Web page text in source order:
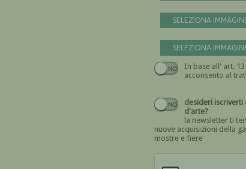
SELEZIONA
SELEZIONA
In base all' art.
desideri iscriverti alla
d'arte?
la newsletter ti
nuove acquisizioni della
mostre e fiere